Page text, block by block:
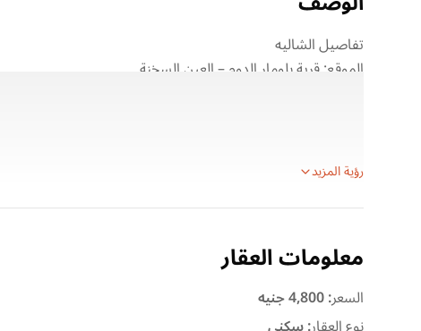
تفاصيل الشاليه
الموقع: قرية بلومار الدوم – العين السخنة
رؤية المزيد
معلومات العقار
السعر:4,800 جنيه